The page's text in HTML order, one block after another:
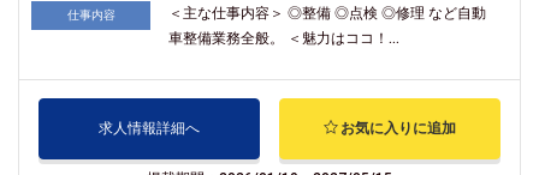
仕事内容
＜主な仕事内容＞ ◎整備 ◎点検 ◎修理 など自動
車整備業務全般。 ＜魅力はココ！...
求人情報詳細へ お気に入りに追加